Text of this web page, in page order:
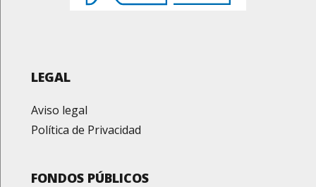
LEGAL
Aviso legal
Política de Privacidad
FONDOS PÚBLICOS